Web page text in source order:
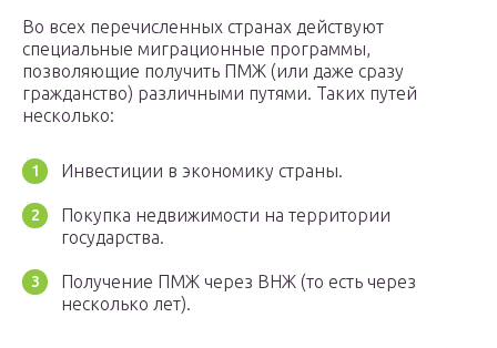
Во всех перечисленных странах действуют
специальные миграционные программы,
позволяющие получить ПМЖ (или даже сразу
гражданство) различными путями. Таких путей
несколько:
Инвестиции в экономику страны.
Покупка недвижимости на территории
государства.
Получение ПМЖ через ВНЖ (то есть через
несколько лет).